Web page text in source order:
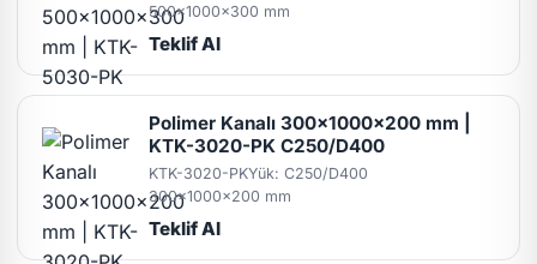
500x1000x300 mm
Teklif Al
Polimer Kanalı 300x1000x200 mm |
KTK-3020-PK C250/D400
KTK-3020-PKYük: C250/D400
300x1000x200 mm
Teklif Al